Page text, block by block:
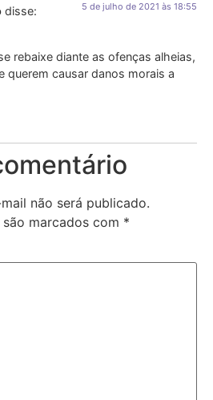
disse: 5 de julho de 2021 às 18:55
rebaixe diante as ofenças alheias,
querem causar danos morais a
não será publicado.
marcados com *